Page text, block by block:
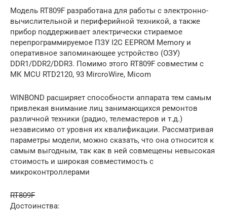
Модель RT809F разработана для работы с электронно-
вычислительной и периферийной техникой, а также
прибор поддерживает электрически стираемое
перепрограммируемое ПЗУ I2C EEPROM Memory и
оперативное запоминающее устройство (ОЗУ)
DDR1/DDR2/DDR3. Помимо этого RT809F совместим с
МК MCU RTD2120, 93 MircroWire, Micom
WINBOND расширяет способности аппарата тем самым
привлекая внимание лиц занимающихся ремонтов
различной техники (радио, телемастеров и т.д.)
независимо от уровня их квалификации. Рассматривая
параметры модели, можно сказать, что она относится к
самым выгодным, так как в ней совмещены невысокая
стоимость и широкая совместимость с
микроконтроллерами
RT809F
Достоинства: